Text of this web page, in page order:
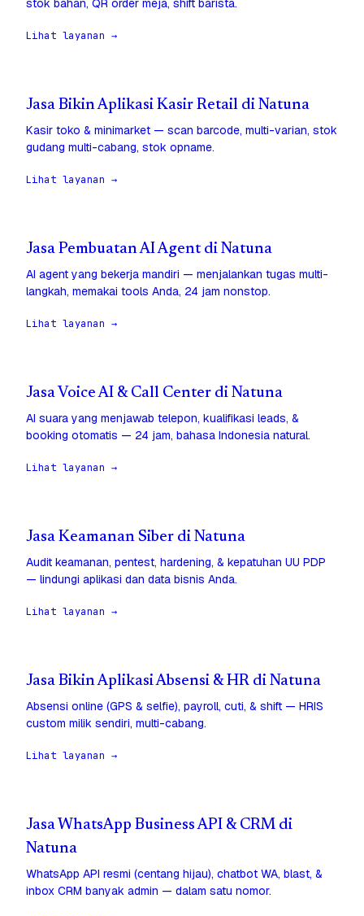
stok bahan, QR order meja, shift barista.
Lihat layanan →
Jasa Bikin Aplikasi Kasir Retail di Natuna
Kasir toko & minimarket — scan barcode, multi-varian, stok
gudang multi-cabang, stok opname.
Lihat layanan →
Jasa Pembuatan AI Agent di Natuna
AI agent yang bekerja mandiri — menjalankan tugas multi-
langkah, memakai tools Anda, 24 jam nonstop.
Lihat layanan →
Jasa Voice AI & Call Center di Natuna
AI suara yang menjawab telepon, kualifikasi leads, &
booking otomatis — 24 jam, bahasa Indonesia natural.
Lihat layanan →
Jasa Keamanan Siber di Natuna
Audit keamanan, pentest, hardening, & kepatuhan UU PDP
— lindungi aplikasi dan data bisnis Anda.
Lihat layanan →
Jasa Bikin Aplikasi Absensi & HR di Natuna
Absensi online (GPS & selfie), payroll, cuti, & shift — HRIS
custom milik sendiri, multi-cabang.
Lihat layanan →
Jasa WhatsApp Business API & CRM di
Natuna
WhatsApp API resmi (centang hijau), chatbot WA, blast, &
inbox CRM banyak admin — dalam satu nomor.